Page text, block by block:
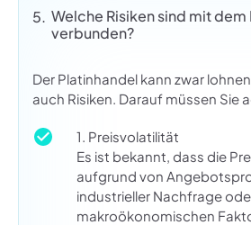
5. Welche Risiken sind mit dem
verbunden?
Der Platinhandel kann zwar
auch Risiken. Darauf müssen Sie
1. Preisvolatilität
Es ist bekannt, dass die
aufgrund von
industrieller Nachfrage
makroökonomischen